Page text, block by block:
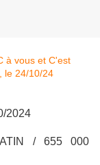
2024
/ 655 000